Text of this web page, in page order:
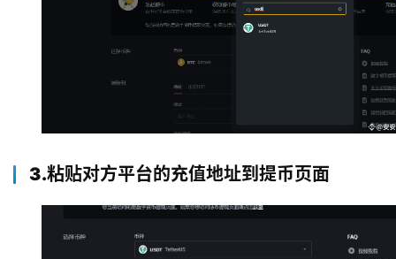
3.粘贴对方平台的充值地址到提币页面